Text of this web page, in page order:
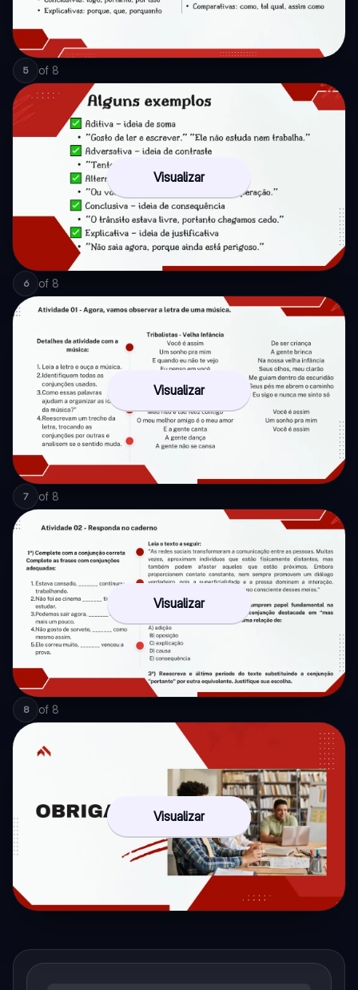
5 of 8
Visualizar
6 of 8
Visualizar
7 of 8
Visualizar
8 of 8
Visualizar